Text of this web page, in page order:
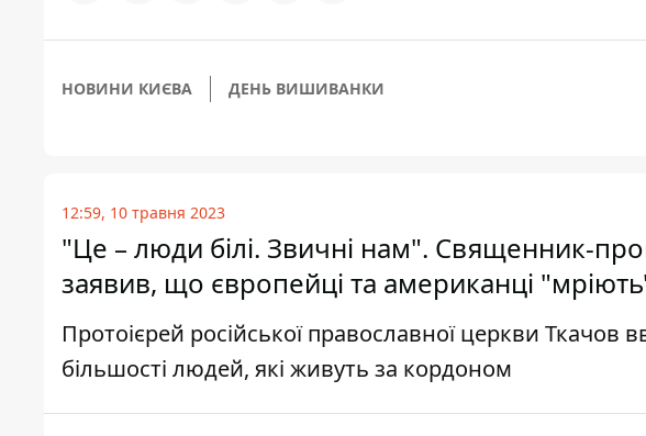
НОВИНИ КИЄВА ДЕНЬ ВИШИВАНКИ
12:59, 10 травня 2023
"Це – люди білі. Звичні нам". Священник-
заявив, що європейці та американці
Протоієрей російської православної церкви Ткачов
більшості людей, які живуть за кордоном